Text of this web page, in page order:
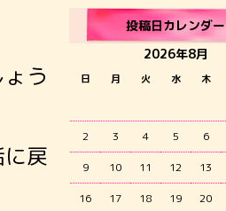
う
戻
投稿日カレンダー
2026年8月
日 月 火 水 木
2 3 4 5 6
9 10 11 12 13
16 17 18 19 20